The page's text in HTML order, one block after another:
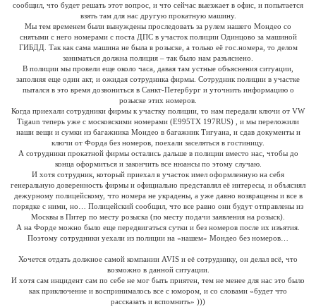
сообщил, что будет решать этот вопрос, и что сейчас выезжает в офис, и попытается
взять там для нас другую прокатную машину.
Мы тем временем были вынуждены проследовать за рулем нашего Мондео со
снятыми с него номерами с поста ДПС в участок полиции Одинцово за машиной
ГИБДД. Так как сама машина не была в розыске, а только её гос.номера, то делом
заниматься должна полиция – так было нам разъяснено.
В полиции мы провели еще около часа, давая там устные объяснения ситуации,
заполняя еще один акт, и ожидая сотрудника фирмы. Сотрудник полиции в участке
пытался в это время дозвониться в Санкт-Петербург и уточнить информацию о
розыске этих номеров.
Когда приехали сотрудники фирмы к участку полиции, то нам передали ключи от VW
Tigaun теперь уже с московскими номерами (Е995ТХ 197RUS) , и мы переложили
наши вещи и сумки из багажника Мондео в багажник Тигуана, и сдав документы и
ключи от Форда без номеров, поехали заселяться в гостиницу.
А сотрудники прокатной фирмы остались дальше в полиции вместо нас, чтобы до
конца оформиться и закончить все нюансы по этому случаю.
И хотя сотрудник, который приехал в участок имел оформленную на себя
генеральную доверенность фирмы и официально представлял её интересы, и объяснял
дежурному полицейскому, что номера не украдены, а уже давно возвращены и все в
порядке с ними, но… Полицейский сообщил, что все равно они будут отправлены из
Москвы в Питер по месту розыска (по месту подачи заявления на розыск).
А на Форде можно было еще передвигаться сутки и без номеров после их изъятия.
Поэтому сотрудники уехали из полиции на «нашем» Мондео без номеров…
Хочется отдать должное самой компании AVIS и её сотруднику, он делал всё, что
возможно в данной ситуации.
И хотя сам инцидент сам по себе не мог быть приятен, тем не менее для нас это было
как приключение и воспринималось все с юмором, и со словами «будет что
рассказать и вспомнить» )))